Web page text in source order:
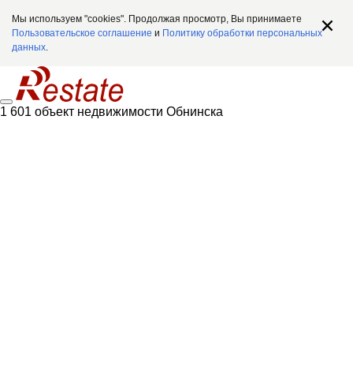
Мы используем "cookies". Продолжая просмотр, Вы принимаете
Пользовательское соглашение и Политику обработки персональных
данных.
1 601 объект недвижимости Обнинска